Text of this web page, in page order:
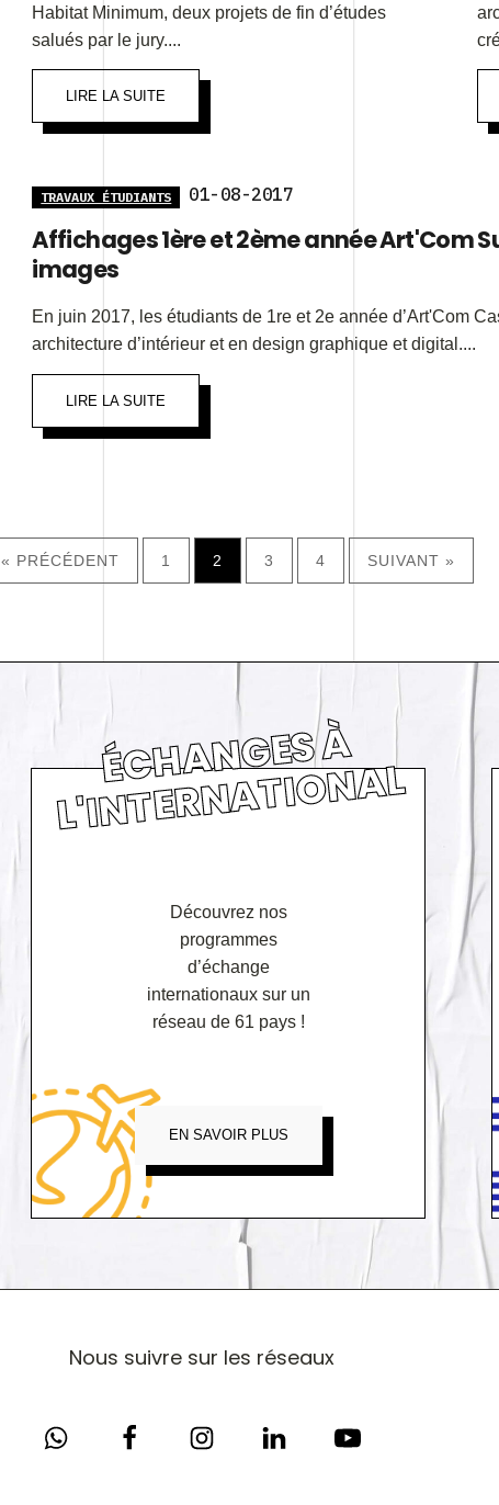
Habitat Minimum, deux projets de fin d’études
salués par le jury....
LIRE LA SUITE
TRAVAUX ÉTUDIANTS 01-08-2017
Affichages 1ère et 2ème année Art'Com
images
En juin 2017, les étudiants de 1re et 2e année d’Art'Com
architecture d’intérieur et en design graphique et digital....
LIRE LA SUITE
« PRÉCÉDENT 1 2 3 4 SUIVANT »
É
C
H
A
N
GE
S
À
L'I
N
TE
R
N
A
TI
O
N
AL
Découvrez nos
programmes
d’échange
internationaux sur un
réseau de 61 pays !
EN SAVOIR PLUS
Nous suivre sur les réseaux